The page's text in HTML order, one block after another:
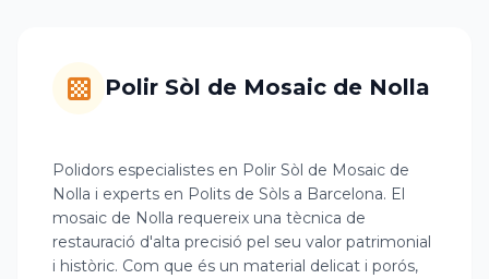
Polir Sòl de Mosaic de Nolla
Polidors especialistes en Polir Sòl de Mosaic de
Nolla i experts en Polits de Sòls a Barcelona. El
mosaic de Nolla requereix una tècnica de
restauració d'alta precisió pel seu valor patrimonial
i històric. Com que és un material delicat i porós,